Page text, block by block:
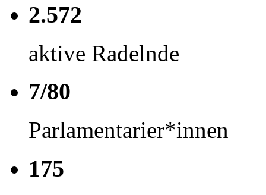
2.572
aktive Radelnde
7/80
Parlamentarier*innen
175